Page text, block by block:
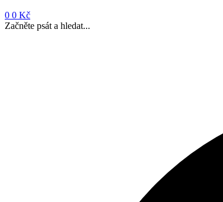
0 0 Kč
Začněte psát a hledat...